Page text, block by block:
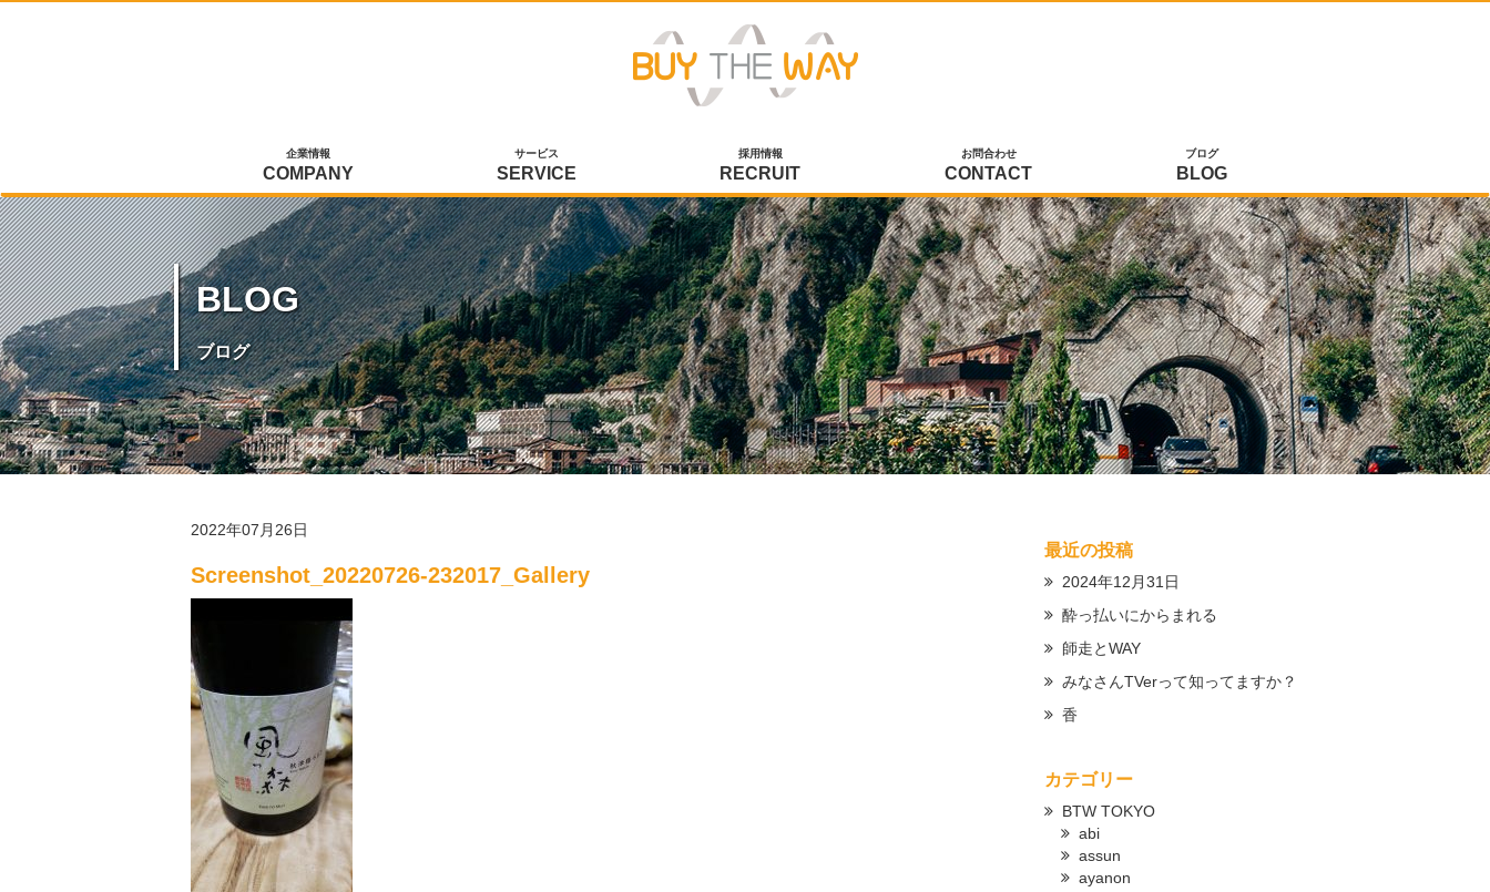
企業情報
COMPANY
サービス
SERVICE
採用情報
RECRUIT
お問合わせ
CONTACT
ブログ
BLOG
BLOG
ブログ
2022年07月26日
Screenshot_20220726-232017_Gallery
最近の投稿
2024年12月31日
酔っ払いにからまれる
師走とWAY
みなさんTVerって知ってますか？
香
カテゴリー
BTW TOKYO
abi
assun
ayanon